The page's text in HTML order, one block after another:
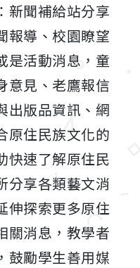
新聞補給站分享
報導、校園瞭望
是活動消息，童
意見、老鷹報信
出版品資訊、網
原住民族文化的
快速了解原住民
分享各類藝文消
伸探索更多原住
關消息，教學者
鼓勵學生善用媒